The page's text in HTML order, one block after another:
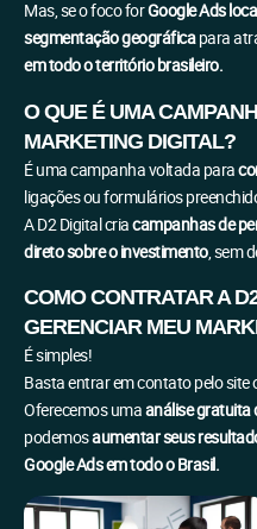
Mas, se o foco forGoogle Ads local
segmentação geográficapara
em todo o território brasileiro.
O QUE É UMA
MARKETING DIGITAL?
É uma campanha voltada para
ligações ou formulários
A D2 Digital criacampanhas de
direto sobre o investimento, sem
COMO CONTRATAR A
GERENCIAR MEU
É simples!
Basta entrar em contato pelo site
Oferecemos umaanálise gratuita
podemosaumentar seus
Google Ads em todo o Brasil.